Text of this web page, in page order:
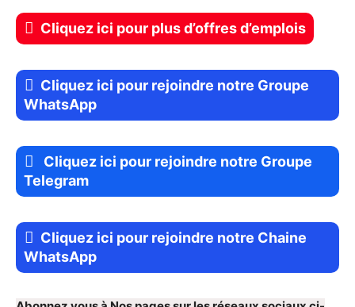
Cliquez ici pour plus d’offres d’emplois
Cliquez ici pour rejoindre notre Groupe
WhatsApp
Cliquez ici pour rejoindre notre Groupe
Telegram
Cliquez ici pour rejoindre notre Chaine
WhatsApp